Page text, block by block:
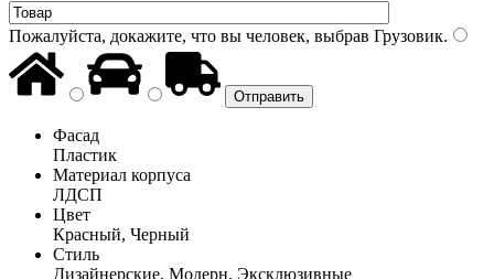
Пожалуйста, докажите, что вы человек, выбрав Грузовик.
Фасад
Пластик
Материал корпуса
ЛДСП
Цвет
Красный, Черный
Стиль
Дизайнерские, Модерн, Эксклюзивные